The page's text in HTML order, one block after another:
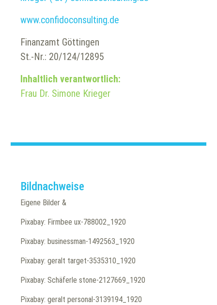
www.confidoconsulting.de
Finanzamt Göttingen
St.-Nr.: 20/124/12895
Inhaltlich verantwortlich:
Frau Dr. Simone Krieger
Bildnachweise
Eigene Bilder &
Pixabay: Firmbee ux-788002_1920
Pixabay: businessman-1492563_1920
Pixabay: geralt target-3535310_1920
Pixabay: Schäferle stone-2127669_1920
Pixabay: geralt personal-3139194_1920